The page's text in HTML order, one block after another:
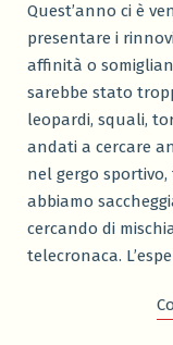
Quest’anno ci è
presentare i
affinità o
sarebbe stato
leopardi, squali,
andati a cercare
nel gergo
abbiamo
cercando di
telecronaca.